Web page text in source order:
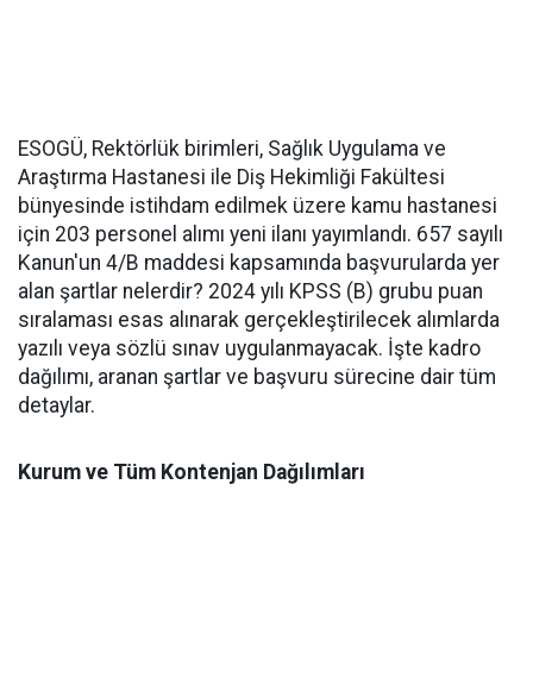
ESOGÜ, Rektörlük birimleri, Sağlık Uygulama ve
Araştırma Hastanesi ile Diş Hekimliği Fakültesi
bünyesinde istihdam edilmek üzere kamu hastanesi
için 203 personel alımı yeni ilanı yayımlandı. 657 sayılı
Kanun'un 4/B maddesi kapsamında başvurularda yer
alan şartlar nelerdir? 2024 yılı KPSS (B) grubu puan
sıralaması esas alınarak gerçekleştirilecek alımlarda
yazılı veya sözlü sınav uygulanmayacak. İşte kadro
dağılımı, aranan şartlar ve başvuru sürecine dair tüm
detaylar.
Kurum ve Tüm Kontenjan Dağılımları